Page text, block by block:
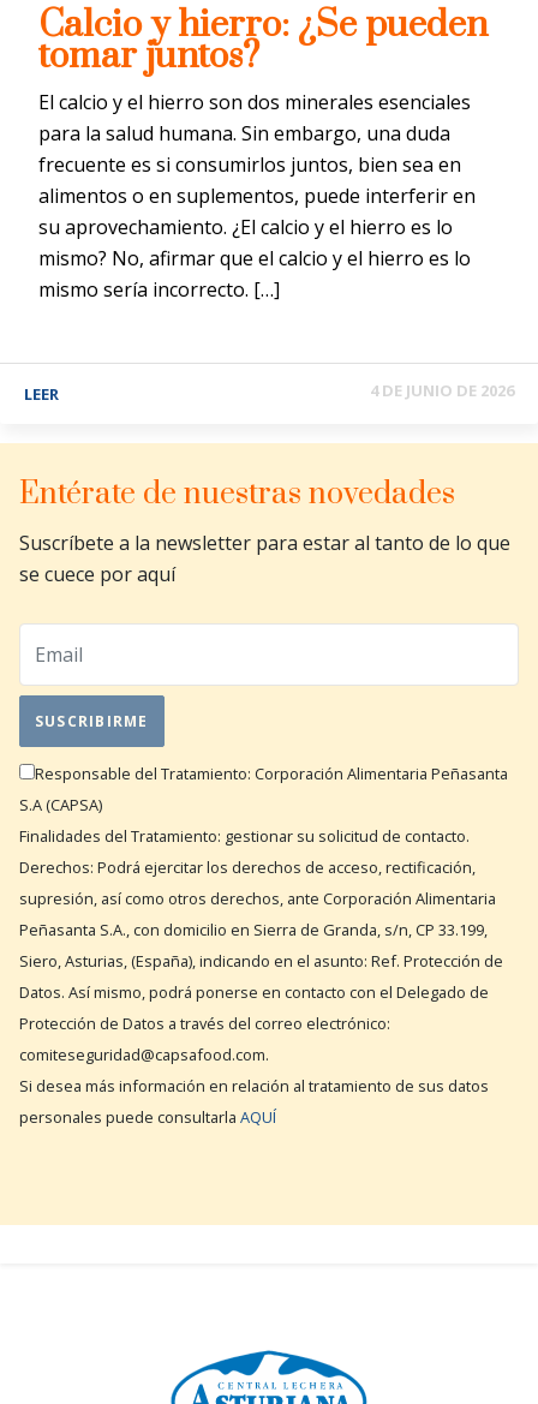
Calcio y hierro: ¿Se pueden
tomar juntos?
El calcio y el hierro son dos minerales esenciales
para la salud humana. Sin embargo, una duda
frecuente es si consumirlos juntos, bien sea en
alimentos o en suplementos, puede interferir en
su aprovechamiento. ¿El calcio y el hierro es lo
mismo? No, afirmar que el calcio y el hierro es lo
mismo sería incorrecto. […]
LEER 4 DE JUNIO DE 2026
Entérate de nuestras novedades
Suscríbete a la newsletter para estar al tanto de lo que
se cuece por aquí
Responsable del Tratamiento: Corporación Alimentaria Peñasanta
S.A (CAPSA)
Finalidades del Tratamiento: gestionar su solicitud de contacto.
Derechos: Podrá ejercitar los derechos de acceso, rectificación,
supresión, así como otros derechos, ante Corporación Alimentaria
Peñasanta S.A., con domicilio en Sierra de Granda, s/n, CP 33.199,
Siero, Asturias, (España), indicando en el asunto: Ref. Protección de
Datos. Así mismo, podrá ponerse en contacto con el Delegado de
Protección de Datos a través del correo electrónico:
comiteseguridad@capsafood.com.
Si desea más información en relación al tratamiento de sus datos
personales puede consultarla AQUÍ